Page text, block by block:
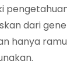
dari
hanya